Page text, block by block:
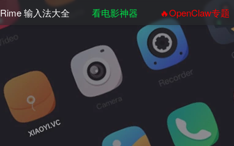
Rime 输入法大全 看电影神器 🔥OpenClaw专题